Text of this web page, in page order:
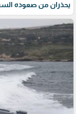
يحذران من صعوده